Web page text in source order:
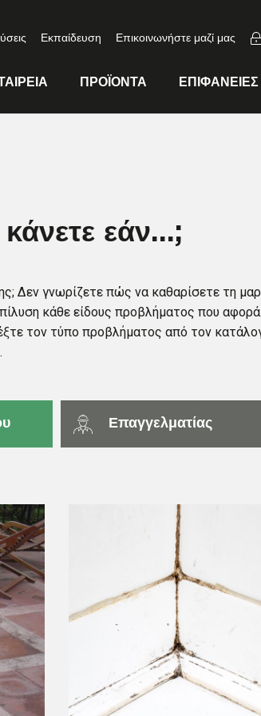
ΠΡΟΪΌΝΤΑ ΕΠΙΦΆΝΕΙΕΣ
Εκπαίδευση Επικοινωνήστε μαζί μας
εάν...;
Δεν γνωρίζετε πώς να καθαρίσετε τη
κάθε είδους προβλήματος που
τον τύπο προβλήματος από τον
Επαγγελματίας